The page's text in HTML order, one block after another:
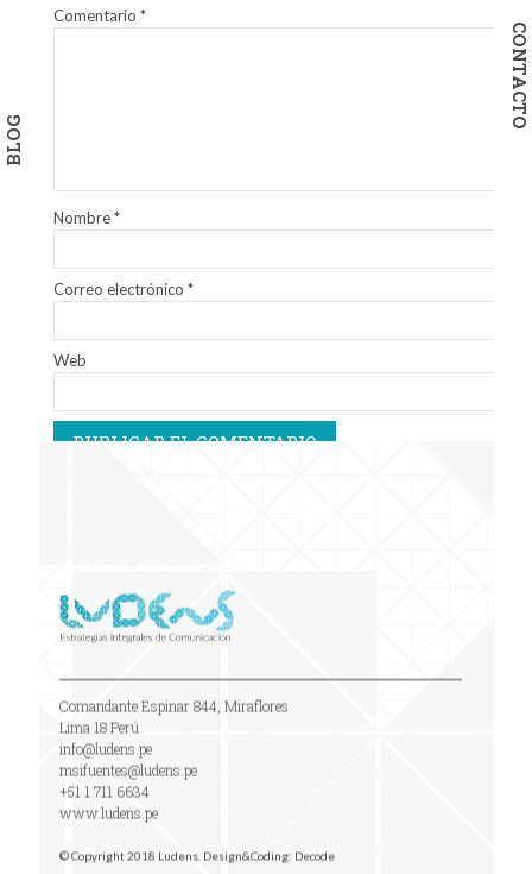
BLOG
CONTACTO
Comentario *
Nombre*
Correo electrónico *
Web
Comandante Espinar 844, Miraflores
Lima 18 Perú
info@ludens.pe
msifuentes@ludens.pe
+51 1 711 6634
www.ludens.pe
© Copyright 2018 Ludens. Design&Coding: Decode